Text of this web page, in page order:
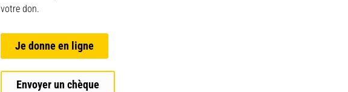
votre don.
Je donne en ligne
Envoyer un chèque